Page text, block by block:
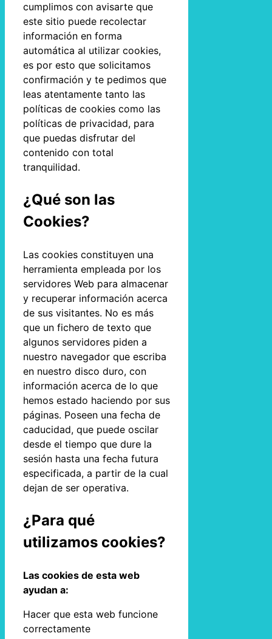
cumplimos con avisarte que
este sitio puede recolectar
información en forma
automática al utilizar cookies,
es por esto que solicitamos
confirmación y te pedimos que
leas atentamente tanto las
políticas de cookies como las
políticas de privacidad, para
que puedas disfrutar del
contenido con total
tranquilidad.
¿Qué son las
Cookies?
Las cookies constituyen una
herramienta empleada por los
servidores Web para almacenar
y recuperar información acerca
de sus visitantes. No es más
que un fichero de texto que
algunos servidores piden a
nuestro navegador que escriba
en nuestro disco duro, con
información acerca de lo que
hemos estado haciendo por sus
páginas. Poseen una fecha de
caducidad, que puede oscilar
desde el tiempo que dure la
sesión hasta una fecha futura
especificada, a partir de la cual
dejan de ser operativa.
¿Para qué
utilizamos cookies?
Las cookies de esta web
ayudan a:
Hacer que esta web funcione
correctamente